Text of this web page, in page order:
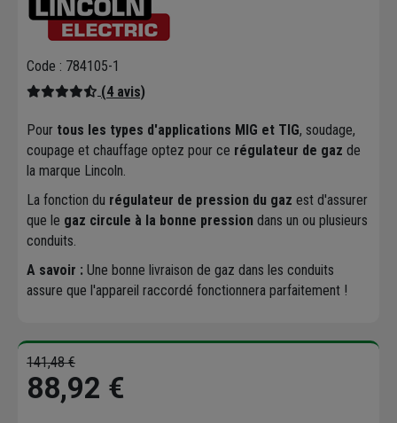
Code : 784105-1
(4 avis)
Pour tous les types d'applications MIG et TIG, soudage,
coupage et chauffage optez pour ce régulateur de gaz de
la marque Lincoln.
La fonction du régulateur de pression du gaz est d'assurer
que le gaz circule à la bonne pression dans un ou plusieurs
conduits.
A savoir : Une bonne livraison de gaz dans les conduits
assure que l'appareil raccordé fonctionnera parfaitement !
141,48 €
88,92 €